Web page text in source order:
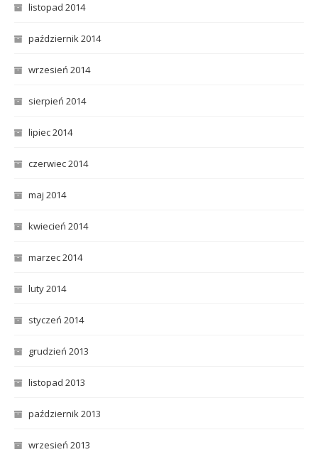
listopad 2014
październik 2014
wrzesień 2014
sierpień 2014
lipiec 2014
czerwiec 2014
maj 2014
kwiecień 2014
marzec 2014
luty 2014
styczeń 2014
grudzień 2013
listopad 2013
październik 2013
wrzesień 2013